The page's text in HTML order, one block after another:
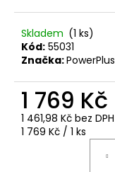
Skladem (1 ks)
Kód: 55031
Značka:PowerPlus
1 769 Kč
1 461,98 Kč bez DPH
Měrná
1 769 Kč / 1 ks
m
e